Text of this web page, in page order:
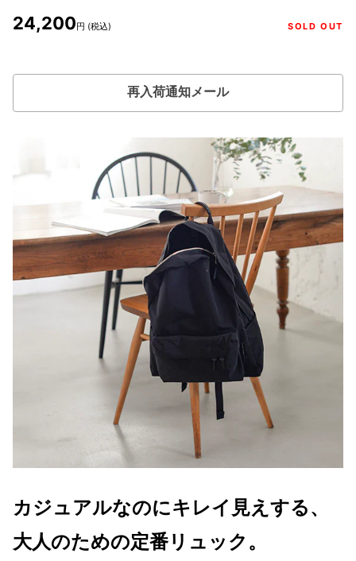
24,200円 (税込) SOLD OUT
再入荷通知メール
カジュアルなのにキレイ見えする、
大人のための定番リュック。